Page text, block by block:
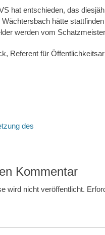
hat entschieden, das
hätte
werden vom
Referent für
des
Kommentar
wird nicht veröffentlicht.